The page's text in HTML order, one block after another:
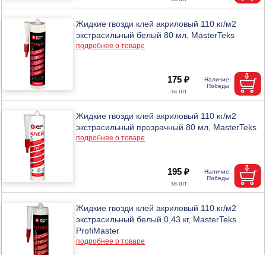
Жидкие гвозди клей акриловый 110 кг/м2
экстрасильный белый 80 мл, MasterTeks
подробнее о товаре
175 ₽
Жидкие гвозди клей акриловый 110 кг/м2
экстрасильный прозрачный 80 мл, MasterTeks
подробнее о товаре
195 ₽
Жидкие гвозди клей акриловый 110 кг/м2
экстрасильный белый 0,43 кг, MasterTeks
ProfiMaster
подробнее о товаре